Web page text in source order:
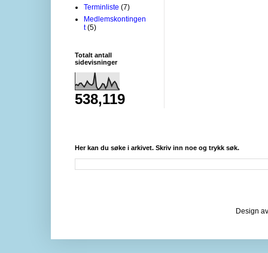
Terminliste (7)
Medlemskontingen
t (5)
Totalt antall
sidevisninger
538,119
Her kan du søke i arkivet. Skriv inn noe og trykk søk.
Design